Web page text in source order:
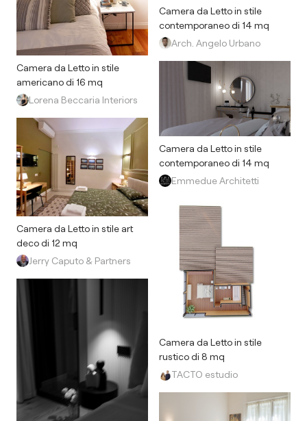
Camera da Letto in stile
americano di 16 mq
Lorena Beccaria Interiors
Camera da Letto in stile art
deco di 12 mq
Jerry Caputo & Partners
Camera da Letto in stile
contemporaneo di 14 mq
Arch. Angelo Urbano
Camera da Letto in stile
contemporaneo di 14 mq
Emmedue Architetti
Camera da Letto in stile
rustico di 8 mq
TACTO estudio